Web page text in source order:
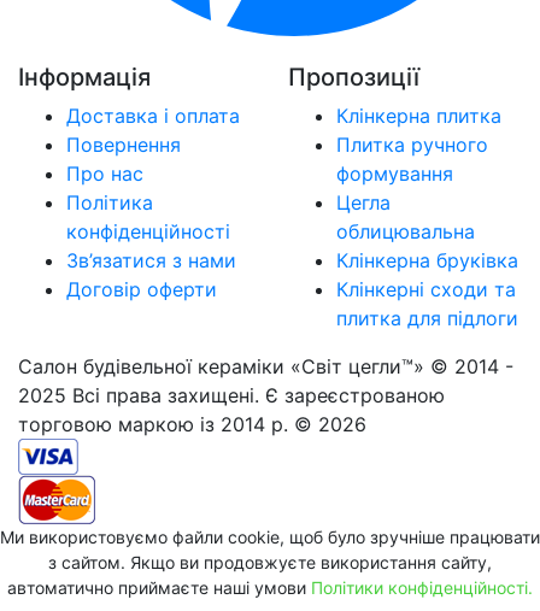
Інформація
Доставка і оплата
Повернення
Про нас
Політика
конфіденційності
Зв’язатися з нами
Договір оферти
Пропозиції
Клінкерна плитка
Плитка ручного
формування
Цегла
облицювальна
Клінкерна бруківка
Клінкерні сходи та
плитка для підлоги
Салон будівельної кераміки «Світ цегли™» © 2014 -
2025 Всі права захищені. Є зареєстрованою
торговою маркою із 2014 р. © 2026
Ми використовуємо файли cookie, щоб було зручніше працювати
з сайтом. Якщо ви продовжуєте використання сайту,
автоматично приймаєте наші умови Політики конфіденційності.